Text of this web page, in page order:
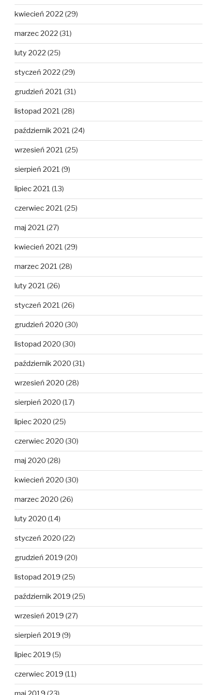
kwiecień 2022 (29)
marzec 2022 (31)
luty 2022 (25)
styczeń 2022 (29)
grudzień 2021 (31)
listopad 2021 (28)
październik 2021 (24)
wrzesień 2021 (25)
sierpień 2021 (9)
lipiec 2021 (13)
czerwiec 2021 (25)
maj 2021 (27)
kwiecień 2021 (29)
marzec 2021 (28)
luty 2021 (26)
styczeń 2021 (26)
grudzień 2020 (30)
listopad 2020 (30)
październik 2020 (31)
wrzesień 2020 (28)
sierpień 2020 (17)
lipiec 2020 (25)
czerwiec 2020 (30)
maj 2020 (28)
kwiecień 2020 (30)
marzec 2020 (26)
luty 2020 (14)
styczeń 2020 (22)
grudzień 2019 (20)
listopad 2019 (25)
październik 2019 (25)
wrzesień 2019 (27)
sierpień 2019 (9)
lipiec 2019 (5)
czerwiec 2019 (11)